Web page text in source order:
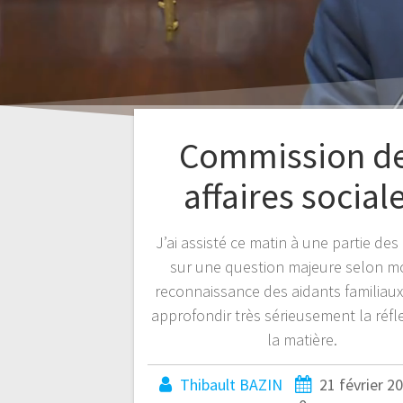
Commission
affaires
J’ai assisté ce matin à une partie
sur une question majeure selon
reconnaissance des aidants
approfondir très sérieusement la
la matière.
Thibault BAZIN
21 février